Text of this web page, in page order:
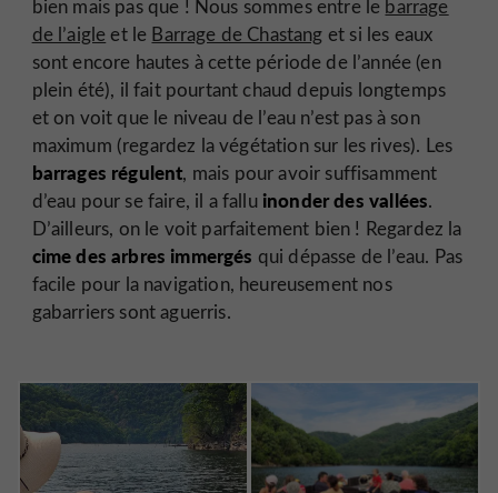
bien mais pas que ! Nous sommes entre le barrage
de l’aigleet le Barrage de Chastang et si les eaux
sont encore hautes à cette période de l’année (en
plein été), il fait pourtant chaud depuis longtemps
et on voit que le niveau de l’eau n’est pas à son
maximum (regardez la végétation sur les rives). Les
barrages régulent, mais pour avoir suffisamment
d’eau pour se faire, il a fallu inonder des vallées.
D’ailleurs, on le voit parfaitement bien ! Regardez la
cime des arbres immergés qui dépasse de l’eau. Pas
facile pour la navigation, heureusement nos
gabarriers sont aguerris.